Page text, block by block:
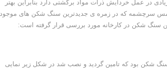
مدار خردایش آسیای نیمه خود شکن فاز ۲ دارای اهمیت زیادی در عمل خردایش ذرات مواد برگشتی دارد بنابراین بهتر
مدار بصورت پایدار استفاده شودسنگ شکن بار برگشتی فاز ۲ مجتمع مس سرچشمه که در زمره ی جدیدترین سنگ شکن های موجود
سنگ شکن در کارخانه مورد بررسی قرار گرفته است:
شکن بود که تامین گردید و نصب شد در شکل زیر نمایی